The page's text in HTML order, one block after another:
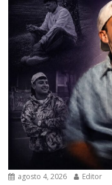
agosto 4, 2026 Editor